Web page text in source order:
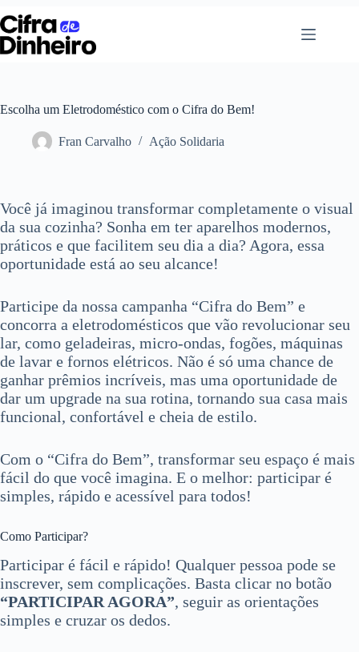
Pular
para
o
conteúdo
Escolha um Eletrodoméstico com o Cifra do Bem!
Fran Carvalho Ação Solidaria
Você já imaginou transformar completamente o visual
da sua cozinha? Sonha em ter aparelhos modernos,
práticos e que facilitem seu dia a dia? Agora, essa
oportunidade está ao seu alcance!
Participe da nossa campanha “Cifra do Bem” e
concorra a eletrodomésticos que vão revolucionar seu
lar, como geladeiras, micro-ondas, fogões, máquinas
de lavar e fornos elétricos. Não é só uma chance de
ganhar prêmios incríveis, mas uma oportunidade de
dar um upgrade na sua rotina, tornando sua casa mais
funcional, confortável e cheia de estilo.
Com o “Cifra do Bem”, transformar seu espaço é mais
fácil do que você imagina. E o melhor: participar é
simples, rápido e acessível para todos!
Como Participar?
Participar é fácil e rápido! Qualquer pessoa pode se
inscrever, sem complicações. Basta clicar no botão
“PARTICIPAR AGORA”, seguir as orientações
simples e cruzar os dedos.